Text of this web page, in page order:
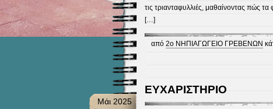
τις τριανταφυλλιές, μαθαίνοντας πώς
[…]
από 2ο ΝΗΠΙΑΓΩΓΕΙΟ ΓΡΕΒΕΝΩΝ
ΕΥΧΑΡΙΣΤΗΡΙΟ
Μάι 2025